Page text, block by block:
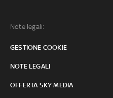
Note legali:
GESTIONE COOKIE
NOTE LEGALI
OFFERTA SKY MEDIA